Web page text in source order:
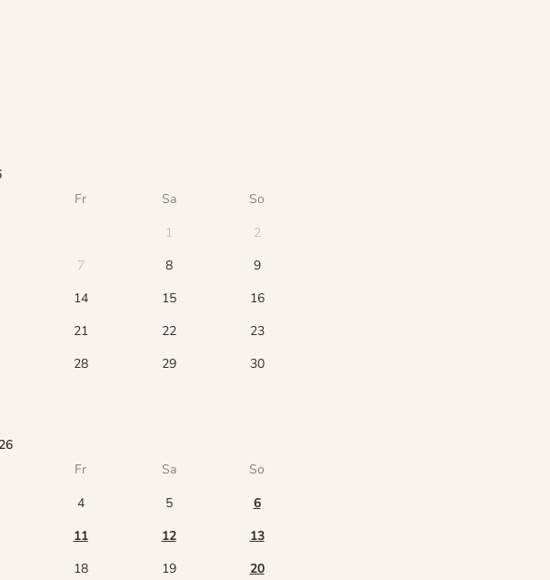
Fr Sa
So
1
2
7 8
9
14 15
16
21 22
23
28 29
30
Fr Sa
So
4 5
6
11 12
13
18 19 20